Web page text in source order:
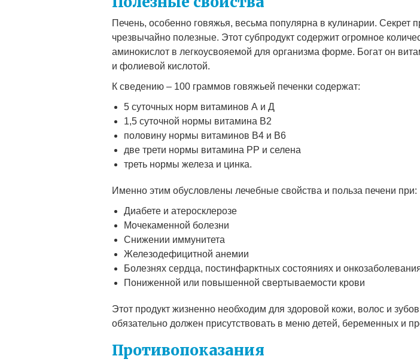
Печень, особенно говяжья, весьма популярна в кулинарии.
чрезвычайно полезные. Этот субпродукт содержит огромное
аминокислот в легкоусвояемой для организма форме. Богат он
и фолиевой кислотой.
К сведению – 100 граммов говяжьей печенки содержат:
5 суточных норм витаминов А и Д
1,5 суточной нормы витамина В2
половину нормы витаминов В4 и В6
две трети нормы витамина РР и селена
треть нормы железа и цинка.
Именно этим обусловлены лечебные свойства и польза печени при:
Диабете и атеросклерозе
Мочекаменной болезни
Снижении иммунитета
Железодефицитной анемии
Болезнях сердца, постинфарктных состояниях и
Пониженной или повышенной свертываемости крови
Этот продукт жизненно необходим для здоровой кожи, волос и
обязательно должен присутствовать в меню детей, беременных и
Противопоказания